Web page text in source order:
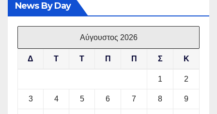
News By Day
Αύγουστος 2026
Δ Τ Τ Π Π Σ Κ
1 2
3 4 5 6 7 8 9